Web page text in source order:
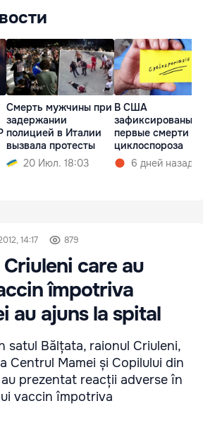
Смерть мужчины при
задержании
полицией в Италии
вызвала протесты
20 Июл. 18:03
В США
зафиксированы
первые смерти от
циклоспороза
6 дней назад
14:17 879
care au
împotriva
au ajuns la spital
satul Bălțata, raionul Criuleni,
Centrul Mamei și Copilului din
prezentat reacții adverse în
vaccin împotriva